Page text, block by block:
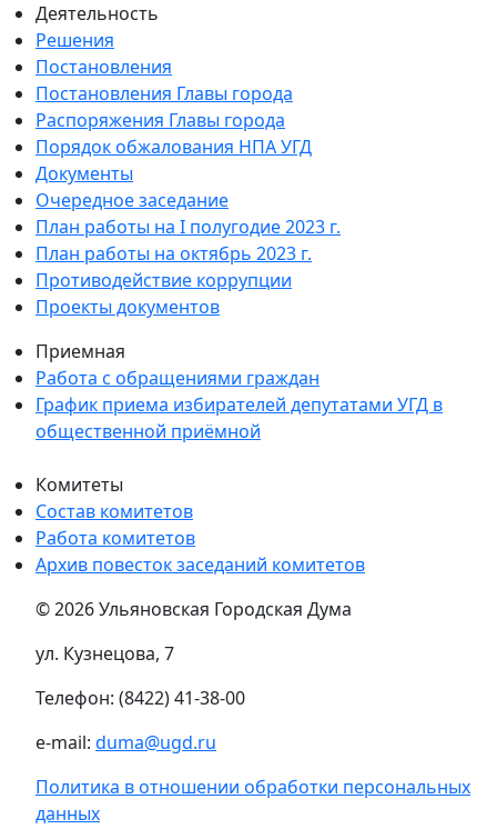
Деятельность
Решения
Постановления
Постановления Главы города
Распоряжения Главы города
Порядок обжалования НПА УГД
Документы
Очередное заседание
План работы на I полугодие 2023 г.
План работы на октябрь 2023 г.
Противодействие коррупции
Проекты документов
Приемная
Работа с обращениями граждан
График приема избирателей депутатами УГД в
общественной приёмной
Комитеты
Состав комитетов
Работа комитетов
Архив повесток заседаний комитетов
© 2026 Ульяновская Городская Дума
ул. Кузнецова, 7
Телефон: (8422) 41-38-00
e-mail: duma@ugd.ru
Политика в отношении обработки персональных
данных